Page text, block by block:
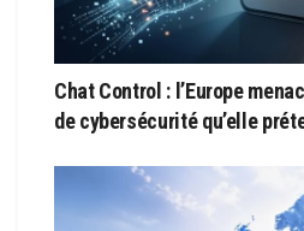
Chat Control : l’Europe
de cybersécurité qu’elle